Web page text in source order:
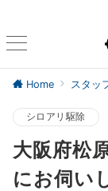
Home スタッ
シロアリ駆除
大阪府松
にお伺い